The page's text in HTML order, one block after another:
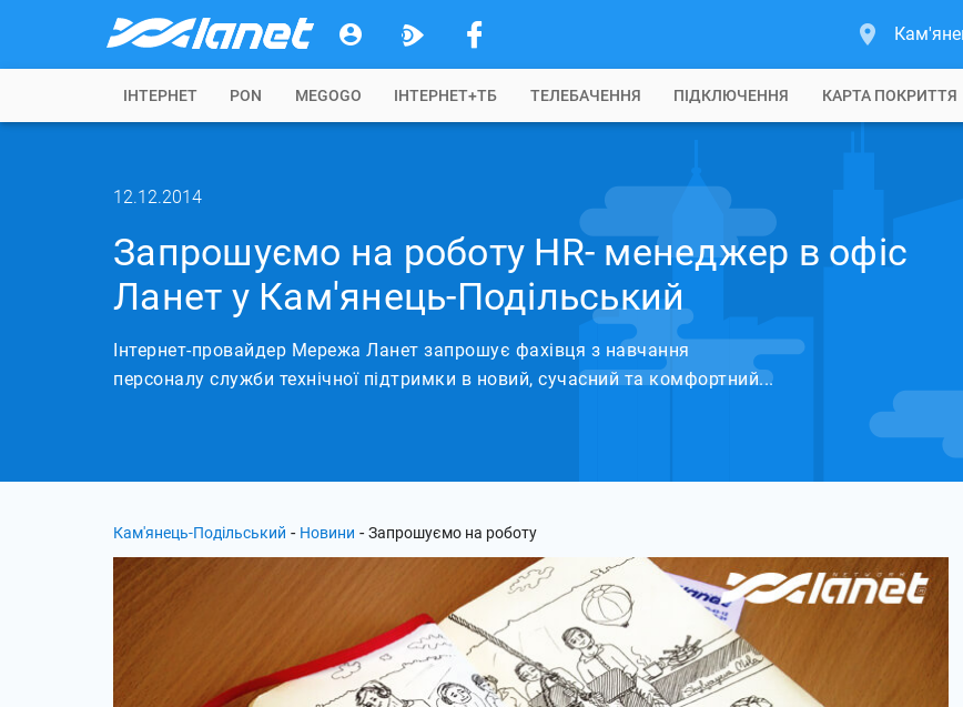
IНТЕРНЕТ PON MEGOGO ІНТЕРНЕТ+ТБ ТЕЛЕБАЧЕННЯ ПІДКЛЮЧЕННЯ КАРТА ПОКРИТТЯ
12.12.2014
Запрошуємо на роботу HR- менеджер в офіс
Ланет у Кам'янець-Подільський
Інтернет-провайдер Мережа Ланет запрошує фахівця з навчання
персоналу служби технічної підтримки в новий, сучасний та комфортний...
Кам'янець-Подільський - Новини - Запрошуємо на роботу